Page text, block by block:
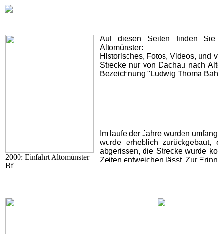
2000: Einfahrt Altomünster
Bf
Auf diesen Seiten finden Sie
Altomünster:
Historisches, Fotos, Videos, und
Strecke nur von Dachau nach
Bezeichnung "Ludwig Thoma
Im laufe der Jahre wurden
wurde erheblich
abgerissen, die Strecke wurde
Zeiten entweichen lässt. Zur